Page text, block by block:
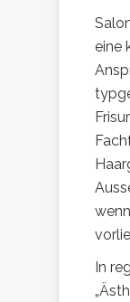
eine
In